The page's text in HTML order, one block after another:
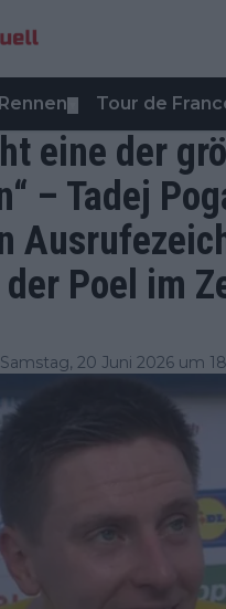
Rennen Tour de
eine der
– Tadej
Poel im
Samstag, 20 Juni 2026 um